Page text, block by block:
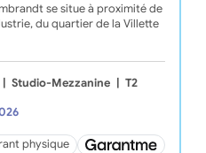
se situe à proximité de
du quartier de la Villette
Studio-Mezzanine T2
physique